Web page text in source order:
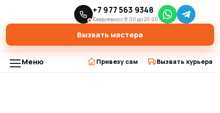
Модели триммеров ›
Ремонт бензинового триммера Husqvarna 129R 9673223-02 в
Москве
+7 977 563 9348
Ежедневно с 8:00 до 20:00
Вызвать мастера
Меню Привезу сам Вызвать курьера